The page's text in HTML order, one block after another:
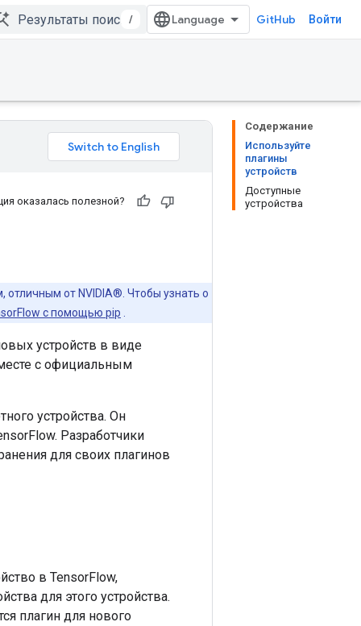
/ GitHub Войти
Содержание
Используйте
плагины
устройств
Доступные
устройства
оказалась полезной?
отличным от NVIDIA®. Чтобы узнать о
с помощью pip
устройств в виде
с официальным
устройства. Он
Разработчики
для своих плагинов
в TensorFlow,
для этого устройства.
плагин для нового